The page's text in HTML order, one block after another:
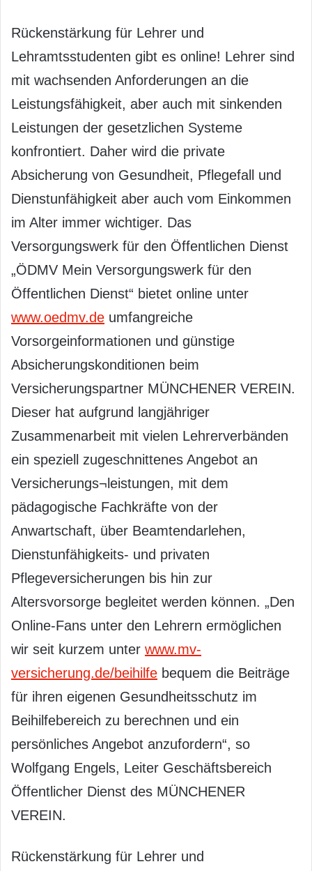
Rückenstärkung für Lehrer und
Lehramtsstudenten gibt es online! Lehrer sind
mit wachsenden Anforderungen an die
Leistungsfähigkeit, aber auch mit sinkenden
Leistungen der gesetzlichen Systeme
konfrontiert. Daher wird die private
Absicherung von Gesundheit, Pflegefall und
Dienstunfähigkeit aber auch vom Einkommen
im Alter immer wichtiger. Das
Versorgungswerk für den Öffentlichen Dienst
„ÖDMV Mein Versorgungswerk für den
Öffentlichen Dienst“ bietet online unter
www.oedmv.de umfangreiche
Vorsorgeinformationen und günstige
Absicherungskonditionen beim
Versicherungspartner MÜNCHENER VEREIN.
Dieser hat aufgrund langjähriger
Zusammenarbeit mit vielen Lehrerverbänden
ein speziell zugeschnittenes Angebot an
Versicherungs¬leistungen, mit dem
pädagogische Fachkräfte von der
Anwartschaft, über Beamtendarlehen,
Dienstunfähigkeits- und privaten
Pflegeversicherungen bis hin zur
Altersvorsorge begleitet werden können. „Den
Online-Fans unter den Lehrern ermöglichen
wir seit kurzem unter www.mv-
versicherung.de/beihilfe bequem die Beiträge
für ihren eigenen Gesundheitsschutz im
Beihilfebereich zu berechnen und ein
persönliches Angebot anzufordern“, so
Wolfgang Engels, Leiter Geschäftsbereich
Öffentlicher Dienst des MÜNCHENER
VEREIN.
Rückenstärkung für Lehrer und